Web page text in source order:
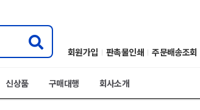
회원가입 판촉물인쇄 주문배송조회
신상품 구매대행 회사소개